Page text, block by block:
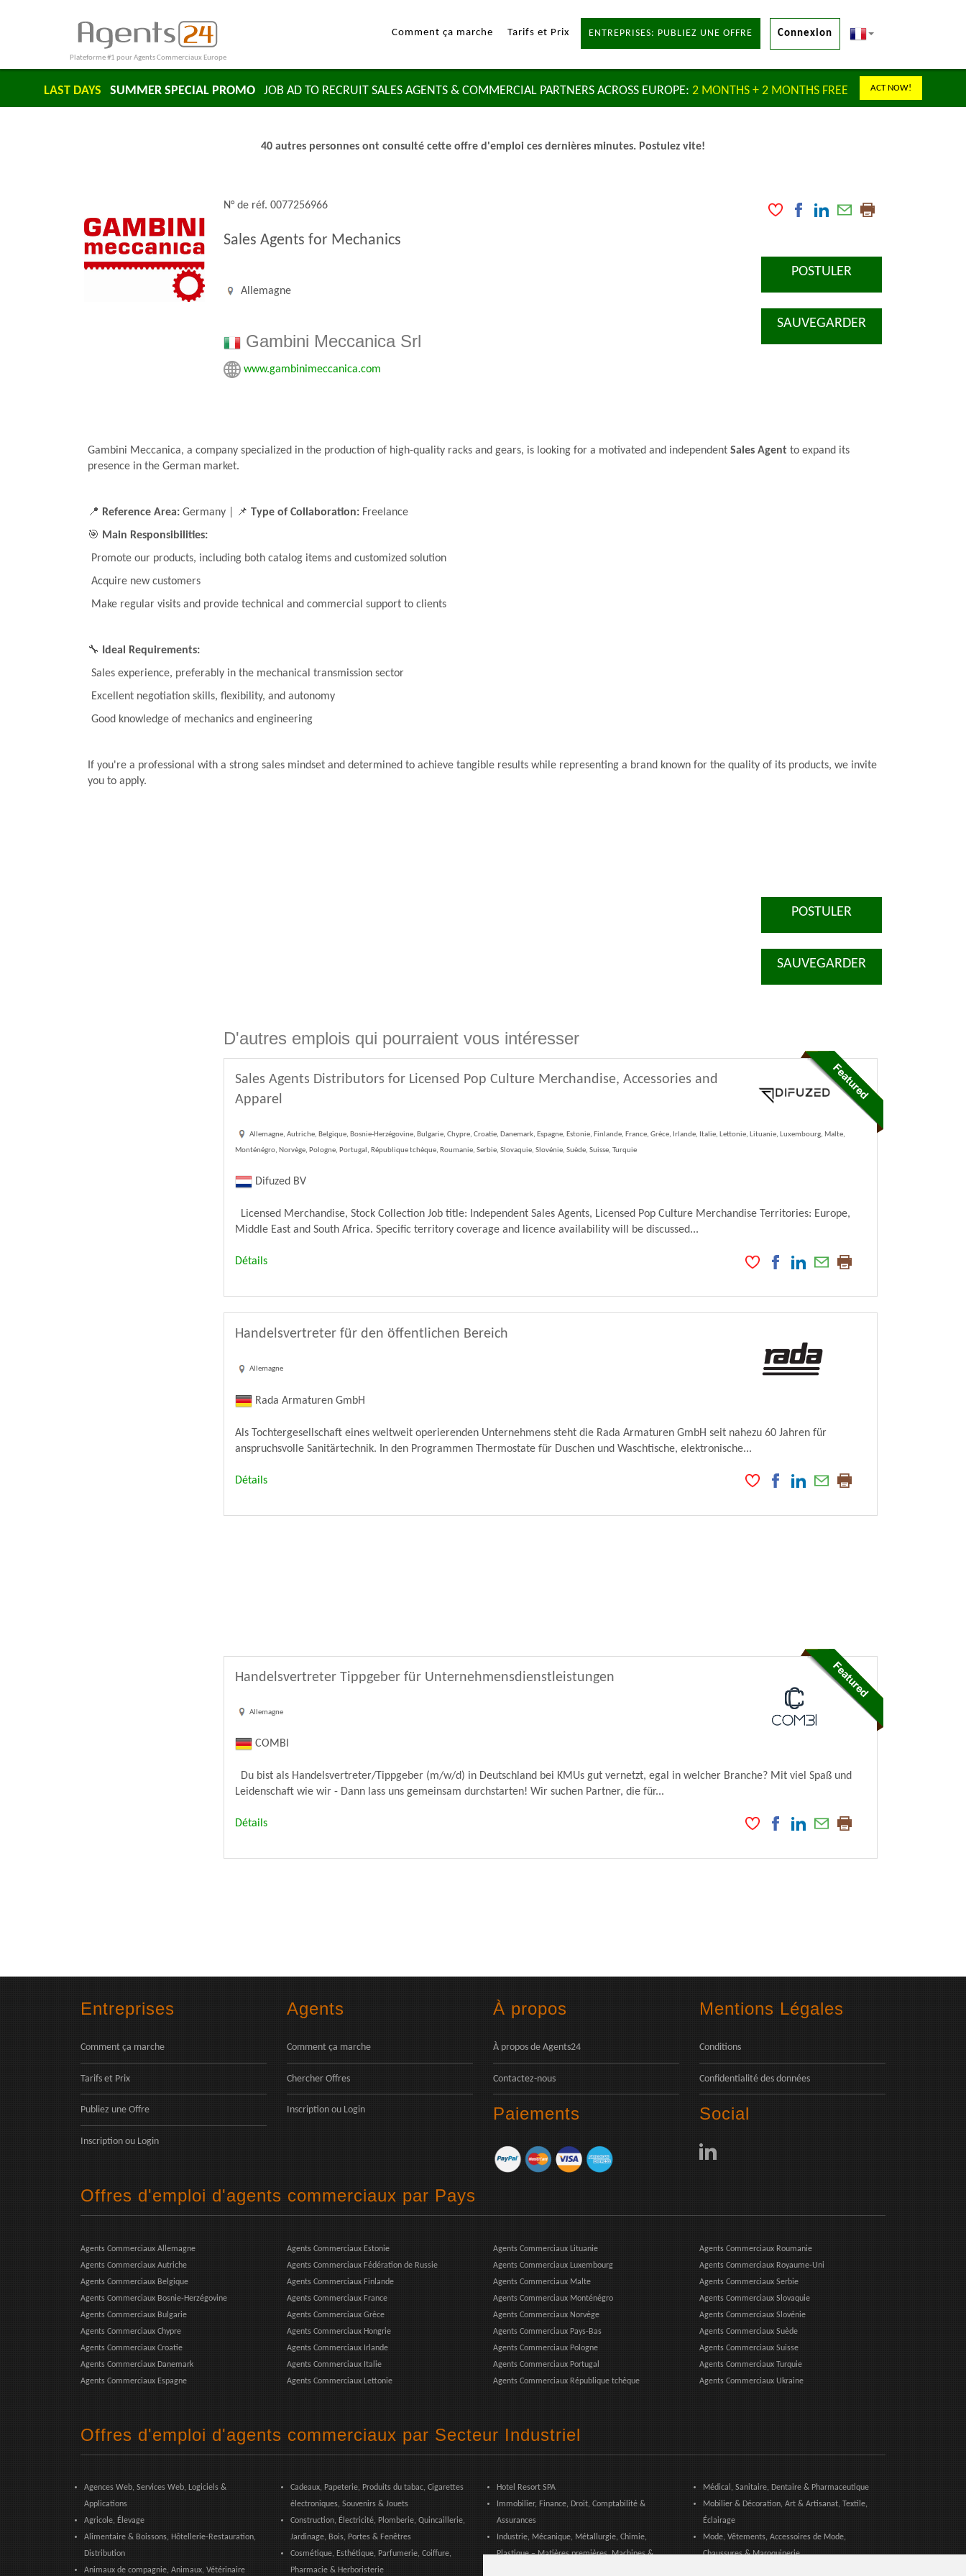
Plateforme #1 pour Agents Commerciaux Europe
Comment ça marche Tarifs et Prix ENTREPRISES: PUBLIEZ UNE OFFRE Connexion
LAST DAYS SUMMER SPECIAL PROMO JOB AD TO RECRUIT SALES AGENTS & COMMERCIAL PARTNERS ACROSS EUROPE: 2 MONTHS + 2 MONTHS FREE ACT NOW!
40 autres personnes ont consulté cette offre d'emploi ces dernières minutes. Postulez vite!
N° de réf. 0077256966
Sales Agents for Mechanics
Allemagne
Gambini Meccanica Srl
www.gambinimeccanica.com
POSTULER
SAUVEGARDER
Gambini Meccanica, a company specialized in the production of high-quality racks and gears, is looking for a motivated and independent Sales Agent to expand its
presence in the German market.
📍 Reference Area: Germany | 📌 Type of Collaboration: Freelance
🎯 Main Responsibilities:
Promote our products, including both catalog items and customized solution
Acquire new customers
Make regular visits and provide technical and commercial support to clients
🔧
Ideal Requirements:
Sales experience, preferably in the mechanical transmission sector
Excellent negotiation skills, flexibility, and autonomy
Good knowledge of mechanics and engineering
If you're a professional with a strong sales mindset and determined to achieve tangible results while representing a brand known for the quality of its products, we invite
you to apply.
POSTULER
SAUVEGARDER
D'autres emplois qui pourraient vous intéresser
Sales Agents Distributors for Licensed Pop Culture Merchandise, Accessories and
Apparel
Allemagne, Autriche, Belgique, Bosnie-Herzégovine, Bulgarie, Chypre, Croatie, Danemark, Espagne, Estonie, Finlande, France, Grèce, Irlande, Italie, Lettonie, Lituanie, Luxembourg, Malte,
Monténégro, Norvège, Pologne, Portugal, République tchèque, Roumanie, Serbie, Slovaquie, Slovénie, Suède, Suisse, Turquie
Difuzed BV
Licensed Merchandise, Stock Collection Job title: Independent Sales Agents, Licensed Pop Culture Merchandise Territories: Europe,
Middle East and South Africa. Specific territory coverage and licence availability will be discussed...
Détails
Handelsvertreter für den öffentlichen Bereich
Allemagne
Rada Armaturen GmbH
Als Tochtergesellschaft eines weltweit operierenden Unternehmens steht die Rada Armaturen GmbH seit nahezu 60 Jahren für
anspruchsvolle Sanitärtechnik. In den Programmen Thermostate für Duschen und Waschtische, elektronische...
Détails
Handelsvertreter Tippgeber für Unternehmensdienstleistungen
Allemagne
COMBI
Du bist als Handelsvertreter/Tippgeber (m/w/d) in Deutschland bei KMUs gut vernetzt, egal in welcher Branche? Mit viel Spaß und
Leidenschaft wie wir - Dann lass uns gemeinsam durchstarten! Wir suchen Partner, die für...
Détails
Entreprises
Comment ça marche
Tarifs et Prix
Publiez une Offre
Inscription ou Login
Agents
Comment ça marche
Chercher Offres
Inscription ou Login
À propos
À propos de Agents24
Contactez-nous
Paiements
Mentions Légales
Conditions
Confidentialité des données
Social
Offres d'emploi d'agents commerciaux par Pays
Agents Commerciaux Allemagne
Agents Commerciaux Autriche
Agents Commerciaux Belgique
Agents Commerciaux Bosnie-Herzégovine
Agents Commerciaux Bulgarie
Agents Commerciaux Chypre
Agents Commerciaux Croatie
Agents Commerciaux Danemark
Agents Commerciaux Espagne
Agents Commerciaux Estonie
Agents Commerciaux Fédération de Russie
Agents Commerciaux Finlande
Agents Commerciaux France
Agents Commerciaux Grèce
Agents Commerciaux Hongrie
Agents Commerciaux Irlande
Agents Commerciaux Italie
Agents Commerciaux Lettonie
Agents Commerciaux Lituanie
Agents Commerciaux Luxembourg
Agents Commerciaux Malte
Agents Commerciaux Monténégro
Agents Commerciaux Norvège
Agents Commerciaux Pays-Bas
Agents Commerciaux Pologne
Agents Commerciaux Portugal
Agents Commerciaux République tchèque
Agents Commerciaux Roumanie
Agents Commerciaux Royaume-Uni
Agents Commerciaux Serbie
Agents Commerciaux Slovaquie
Agents Commerciaux Slovénie
Agents Commerciaux Suède
Agents Commerciaux Suisse
Agents Commerciaux Turquie
Agents Commerciaux Ukraine
Offres d'emploi d'agents commerciaux par Secteur Industriel
Agences Web, Services Web, Logiciels &
Applications
Agricole, Élevage
Alimentaire & Boissons, Hôtellerie-Restauration,
Distribution
Animaux de compagnie, Animaux, Vétérinaire
Cadeaux, Papeterie, Produits du tabac, Cigarettes
électroniques, Souvenirs & Jouets
Construction, Électricité, Plomberie, Quincaillerie,
Jardinage, Bois, Portes & Fenêtres
Cosmétique, Esthétique, Parfumerie, Coiffure,
Pharmacie & Herboristerie
Hotel Resort SPA
Immobilier, Finance, Droit, Comptabilité &
Assurances
Industrie, Mécanique, Métallurgie, Chimie,
Plastique – Matières premières, Machines &
Médical, Sanitaire, Dentaire & Pharmaceutique
Mobilier & Décoration, Art & Artisanat, Textile,
Éclairage
Mode, Vêtements, Accessoires de Mode,
Chaussures & Maroquinerie